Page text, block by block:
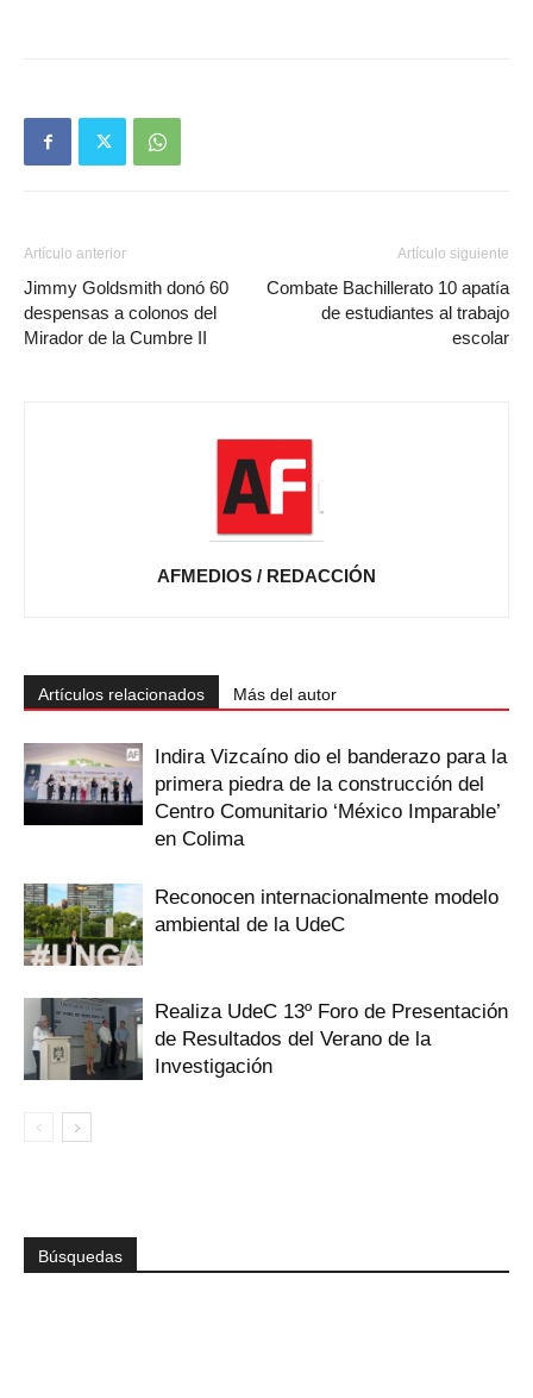
Artículo anterior
Jimmy Goldsmith donó 60
despensas a colonos del
Mirador de la Cumbre II
Artículo siguiente
Combate Bachillerato 10 apatía
de estudiantes al trabajo
escolar
AFMEDIOS / REDACCIÓN
Artículos relacionados Más del autor
Indira Vizcaíno dio el banderazo para la
primera piedra de la construcción del
Centro Comunitario ‘México Imparable’
en Colima
Reconocen internacionalmente modelo
ambiental de la UdeC
Realiza UdeC 13º Foro de Presentación
de Resultados del Verano de la
Investigación
Búsquedas